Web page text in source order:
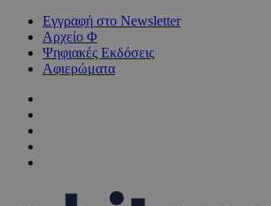
Εγγραφή στο Newsletter
Αρχείο Φ
Ψηφιακές Εκδόσεις
Αφιερώματα